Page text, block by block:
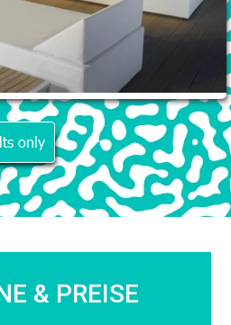
only
& PREISE